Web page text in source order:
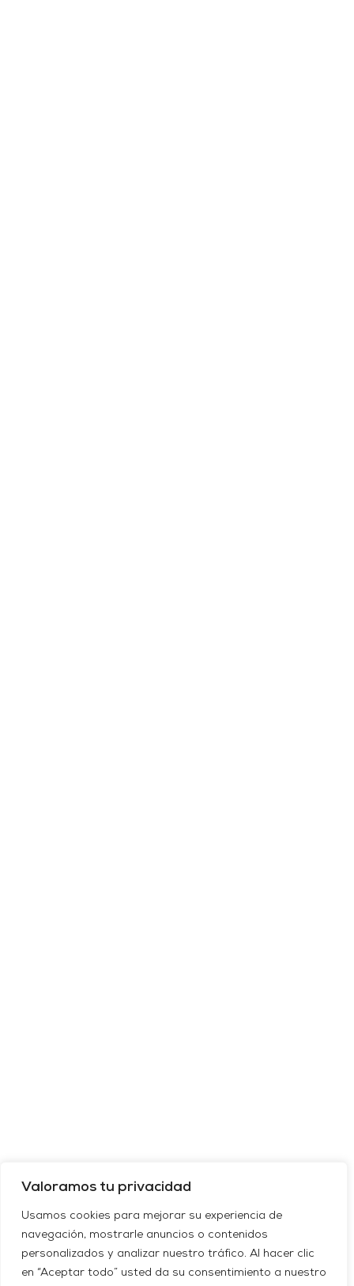
Valoramos tu privacidad
Usamos cookies para mejorar su experiencia de
navegación, mostrarle anuncios o contenidos
personalizados y analizar nuestro tráfico. Al hacer clic
en “Aceptar todo” usted da su consentimiento a nuestro